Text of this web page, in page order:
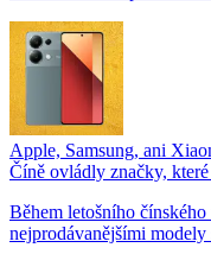
Apple, Samsung, ani
Číně ovládly značky,
Během letošního
nejprodávanějšími